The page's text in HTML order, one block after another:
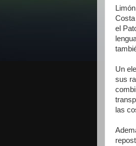
el
Un
sus
las